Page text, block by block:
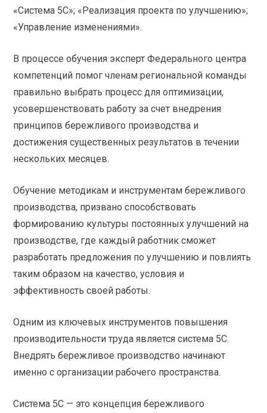
«Система 5С»; «Реализация проекта по улучшению»;
«Управление изменениями».
В процессе обучения эксперт Федерального центра
компетенций помог членам региональной команды
правильно выбрать процесс для оптимизации,
усовершенствовать работу за счет внедрения
принципов бережливого производства и
достижения существенных результатов в течении
нескольких месяцев.
Обучение методикам и инструментам бережливого
производства, призвано способствовать
формированию культуры постоянных улучшений на
производстве, где каждый работник сможет
разработать предложения по улучшению и повлиять
таким образом на качество, условия и
эффективность своей работы.
Одним из ключевых инструментов повышения
производительности труда является система 5С.
Внедрять бережливое производство начинают
именно с организации рабочего пространства.
Система 5С — это концепция бережливого